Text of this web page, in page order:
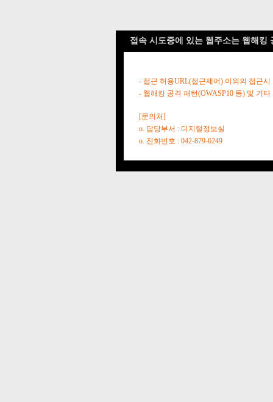
접속 시도중에 있는 웹주소는 웹해킹
- 접근 허용URL(접근제어) 이외의 접근시
- 웹해킹 공격 패턴(OWASP10 등) 및 기
[문의처]
o. 담당부서 : 디지털정보실
o. 전화번호 : 042-879-6249